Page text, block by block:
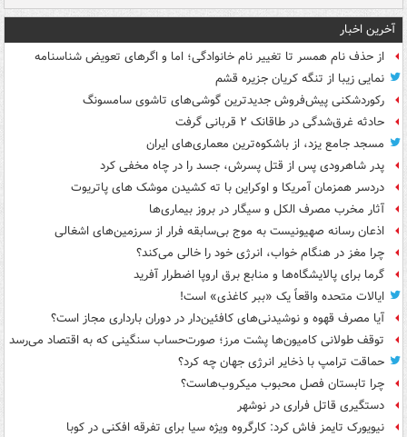
آخرین اخبار
از حذف نام همسر تا تغییر نام خانوادگی؛ اما و اگرهای تعویض شناسنامه
نمایی زیبا از تنگه کریان جزیره قشم
رکوردشکنی پیش‌فروش جدیدترین گوشی‌های تاشوی سامسونگ
حادثه غرق‌شدگی در طاقانک ۲ قربانی گرفت
مسجد جامع یزد، از باشکوه‌ترین معماری‌های ایران
پدر شاهرودی پس از قتل پسرش، جسد را در چاه مخفی کرد
دردسر همزمان آمریکا و اوکراین با ته کشیدن موشک های پاتریوت
آثار مخرب مصرف الکل و سیگار در بروز بیماری‌ها
اذعان رسانه صهیونیست به موج بی‌سابقه فرار از سرزمین‌های اشغالی
چرا مغز در هنگام خواب، انرژی خود را خالی می‌کند؟
گرما برای پالایشگاه‌ها و منابع برق اروپا اضطرار آفرید
ایالات متحده واقعاً یک «ببر کاغذی» است!
آیا مصرف قهوه و نوشیدنی‌های کافئین‌دار در دوران بارداری مجاز است؟
توقف طولانی کامیون‌ها پشت مرز؛ صورت‌حساب سنگینی که به اقتصاد می‌رسد
حماقت ترامپ با ذخایر انرژی جهان چه کرد؟
چرا تابستان فصل محبوب میکروب‌هاست؟
دستگیری قاتل فراری در نوشهر
نیویورک تایمز فاش کرد: کارگروه ویژه سیا برای تفرقه افکنی در کوبا